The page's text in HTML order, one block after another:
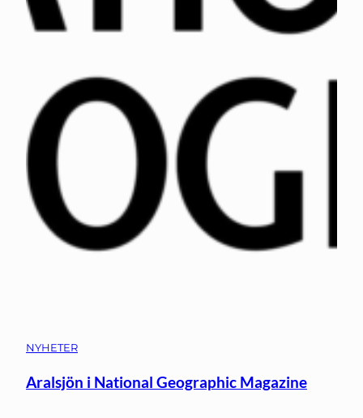
NYHETER
Aralsjön i National Geographic Magazine